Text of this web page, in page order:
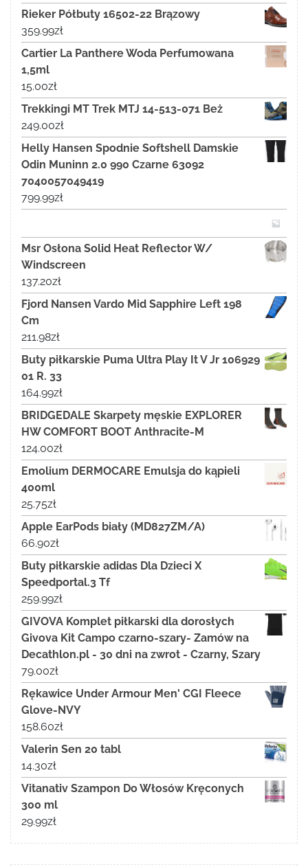
Rieker Półbuty 16502-22 Brązowy
359.99zł
Cartier La Panthere Woda Perfumowana
1,5ml
15.00zł
Trekkingi MT Trek MTJ 14-513-071 Beż
249.00zł
Helly Hansen Spodnie Softshell Damskie
Odin Muninn 2.0 990 Czarne 63092
7040057049419
799.99zł
Msr Osłona Solid Heat Reflector W/
Windscreen
137.20zł
Fjord Nansen Vardo Mid Sapphire Left 198
Cm
211.98zł
Buty piłkarskie Puma Ultra Play It V Jr 106929
01 R. 33
164.99zł
BRIDGEDALE Skarpety męskie EXPLORER
HW COMFORT BOOT Anthracite-M
124.00zł
Emolium DERMOCARE Emulsja do kąpieli
400ml
25.75zł
Apple EarPods biały (MD827ZM/A)
66.90zł
Buty piłkarskie adidas Dla Dzieci X
Speedportal.3 Tf
259.99zł
GIVOVA Komplet piłkarski dla dorosłych
Givova Kit Campo czarno-szary- Zamów na
Decathlon.pl - 30 dni na zwrot - Czarny, Szary
79.00zł
Rękawice Under Armour Men' CGI Fleece
Glove-NVY
158.60zł
Valerin Sen 20 tabl
14.30zł
Vitanativ Szampon Do Włosów Kręconych
300 ml
29.99zł